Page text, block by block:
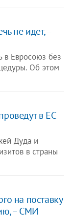
не идет, –
в Евросоюз без
Об этом
в ЕС
Дуда и
в страны
на поставку
– СМИ